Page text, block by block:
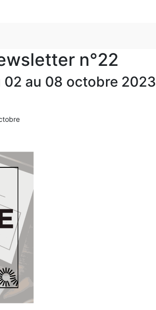
n°22
02 au 08 octobre 2023